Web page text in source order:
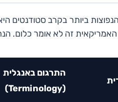
זה לא אומר כלום.
התרגום באנגלית
(Terminology)